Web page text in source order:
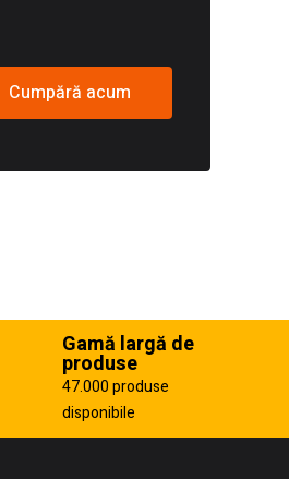
Cumpără acum
Gamă largă de
produse
47.000 produse
disponibile